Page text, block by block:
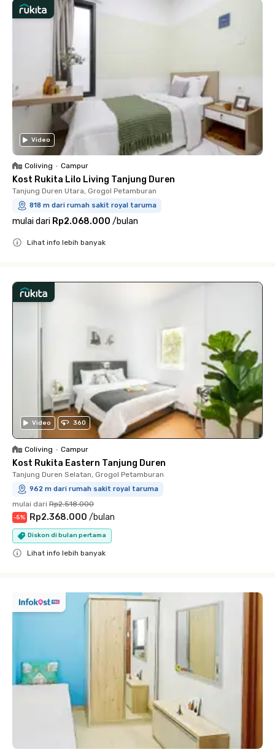
Video
Coliving • Campur
Kost Rukita Lilo Living Tanjung Duren
Tanjung Duren Utara, Grogol Petamburan
818 m dari rumah sakit royal taruma
mulai dari Rp2.068.000 /bulan
Lihat info lebih banyak
Video 360
Coliving • Campur
Kost Rukita Eastern Tanjung Duren
Tanjung Duren Selatan, Grogol Petamburan
962 m dari rumah sakit royal taruma
mulai dari Rp2.518.000
-5% Rp2.368.000 /bulan
Diskon di bulan pertama
Lihat info lebih banyak